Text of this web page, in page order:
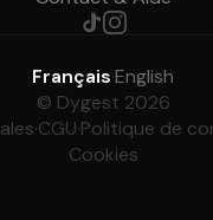
Français·English
© Dygest 2026
·CGU·Politique de
Cookies